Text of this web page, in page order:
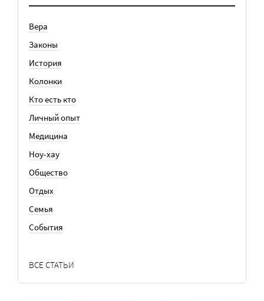
Вера
Законы
История
Колонки
Кто есть кто
Личный опыт
Медицина
Ноу-хау
Общество
Отдых
Семья
События
ВСЕ СТАТЬИ